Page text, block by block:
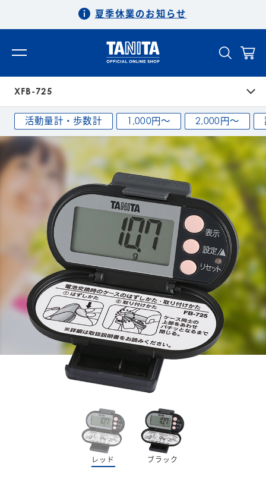
夏季休業のお知らせ
XFB-725
活動量計・歩数計 1,000円〜 2,000円〜
レッド ブラック